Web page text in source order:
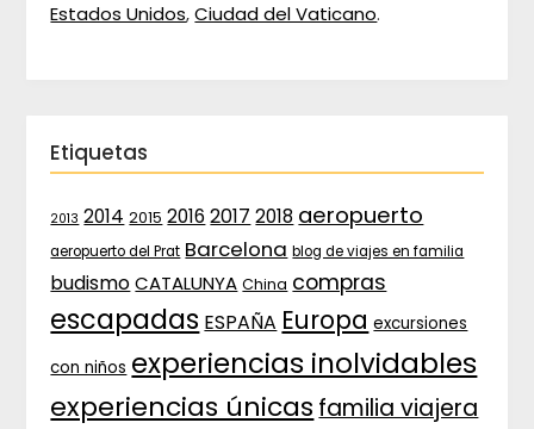
Estados Unidos,Ciudad del Vaticano.
Etiquetas
2013 2014 2015 2016 2017 2018 aeropuerto
aeropuerto del Prat Barcelona blog de viajes en familia
budismo CATALUNYA China compras
escapadas ESPAÑA Europa excursiones
con niños experiencias inolvidables
experiencias únicas familia viajera